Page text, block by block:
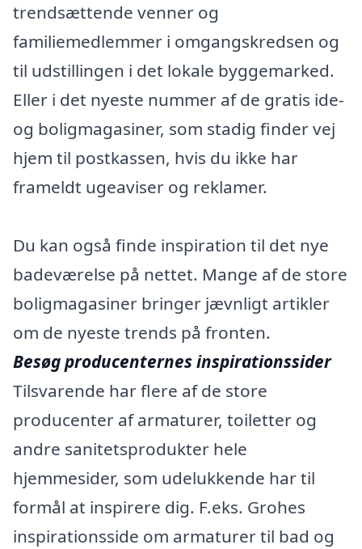
trendsættende venner og
familiemedlemmer i omgangskredsen og
til udstillingen i det lokale byggemarked.
Eller i det nyeste nummer af de gratis ide-
og boligmagasiner, som stadig finder vej
hjem til postkassen, hvis du ikke har
frameldt ugeaviser og reklamer.
Du kan også finde inspiration til det nye
badeværelse på nettet. Mange af de store
boligmagasiner bringer jævnligt artikler
om de nyeste trends på fronten.
Besøg producenternes inspirationssider
Tilsvarende har flere af de store
producenter af armaturer, toiletter og
andre sanitetsprodukter hele
hjemmesider, som udelukkende har til
formål at inspirere dig. F.eks. Grohes
inspirationsside om armaturer til bad og